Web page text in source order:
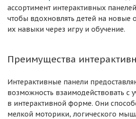
ассортимент интерактивных
чтобы вдохновлять детей на новые
их навыки через игру и обучение.
Преимущества
Интерактивные панели
возможность взаимодействовать с
в интерактивной форме. Они
мелкой моторики, логического